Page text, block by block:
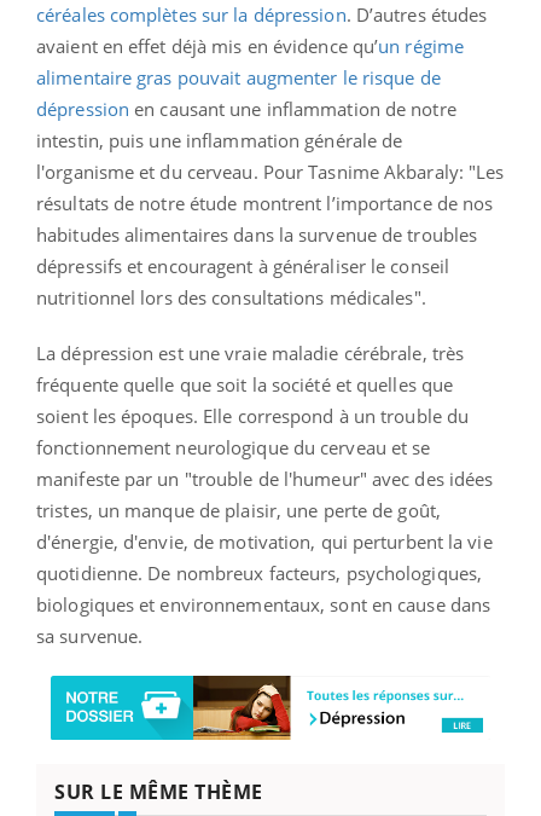
céréales complètes sur la dépression. D’autres études
avaient en effet déjà mis en évidence qu’un régime
alimentaire gras pouvait augmenter le risque de
dépression en causant une inflammation de notre
intestin, puis une inflammation générale de
l'organisme et du cerveau. Pour Tasnime Akbaraly: "Les
résultats de notre étude montrent l’importance de nos
habitudes alimentaires dans la survenue de troubles
dépressifs et encouragent à généraliser le conseil
nutritionnel lors des consultations médicales".
La dépression est une vraie maladie cérébrale, très
fréquente quelle que soit la société et quelles que
soient les époques. Elle correspond à untrouble du
fonctionnement neurologique du cerveau et se
manifeste par un "trouble de l'humeur" avec des idées
tristes, un manque de plaisir, une perte de goût,
d'énergie, d'envie, de motivation, qui perturbent la vie
quotidienne. De nombreux facteurs, psychologiques,
biologiques et environnementaux, sont en cause dans
sa survenue.
SUR LE MÊME THÈME